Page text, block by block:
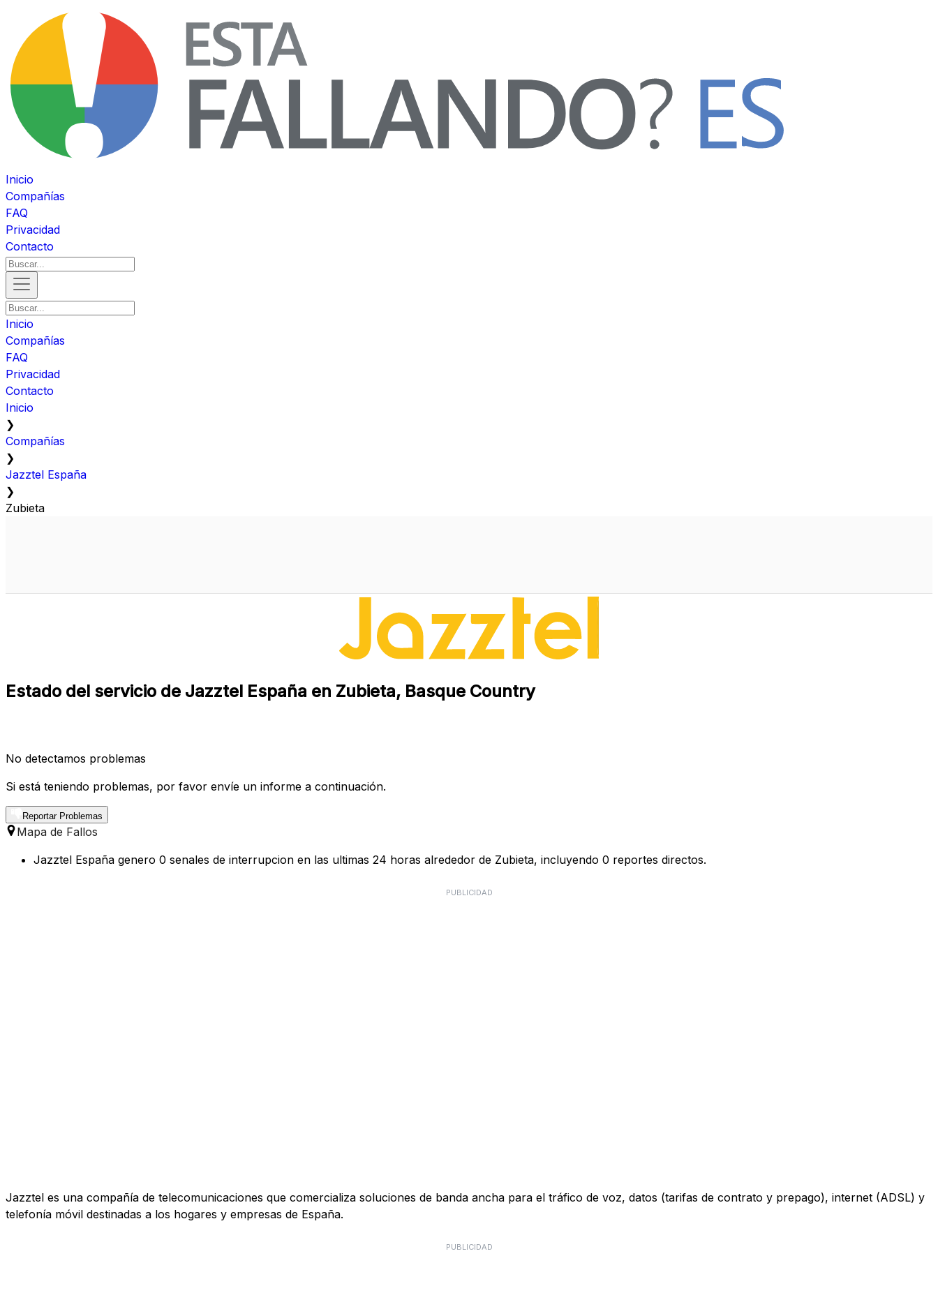
Inicio
Compañías
FAQ
Privacidad
Contacto
Inicio
Compañías
FAQ
Privacidad
Contacto
Inicio
❯
Compañías
❯
Jazztel España
❯
Zubieta
Estado del servicio de Jazztel España en Zubieta, Basque Country
No detectamos problemas
Si está teniendo problemas, por favor envíe un informe a continuación.
Reportar Problemas
Mapa de Fallos
Jazztel España genero 0 senales de interrupcion en las ultimas 24 horas alrededor de Zubieta, incluyendo 0 reportes directos.
PUBLICIDAD
Jazztel es una compañía de telecomunicaciones que comercializa soluciones de banda ancha para el tráfico de voz, datos (tarifas de contrato y prepago), internet (ADSL) y
telefonía móvil destinadas a los hogares y empresas de España.
PUBLICIDAD